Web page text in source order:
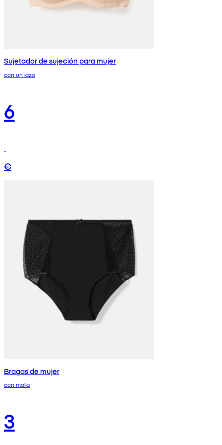
Sujetador de sujeción para mujer
con un lazo
6
€
Bragas de mujer
con malla
3